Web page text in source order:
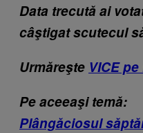
Data trecută ai
câştigat scutecul
Urmăreşte VICE
Pe aceeaşi temă:
Plângăciosul